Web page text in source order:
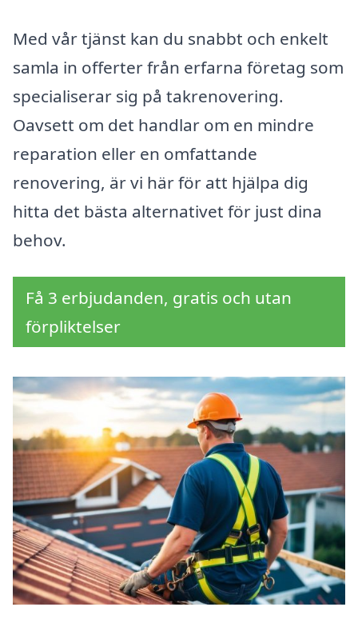
Med vår tjänst kan du snabbt och enkelt
samla in offerter från erfarna företag som
specialiserar sig på takrenovering.
Oavsett om det handlar om en mindre
reparation eller en omfattande
renovering, är vi här för att hjälpa dig
hitta det bästa alternativet för just dina
behov.
Få 3 erbjudanden, gratis och utan
förpliktelser